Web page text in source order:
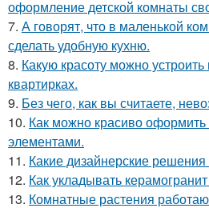
оформление детской комнаты
7. А говорят, что в маленькой
сделать удобную кухню.
8. Какую красоту можно
квартирках.
9. Без чего, как вы считаете,
10. Как можно красиво
элементами.
11. Какие дизайнерские
12. Как укладывать
13. Комнатные растения